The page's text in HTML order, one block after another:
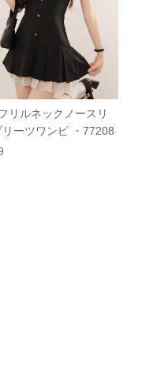
リルネックノースリ
リーツワンピ ・77208